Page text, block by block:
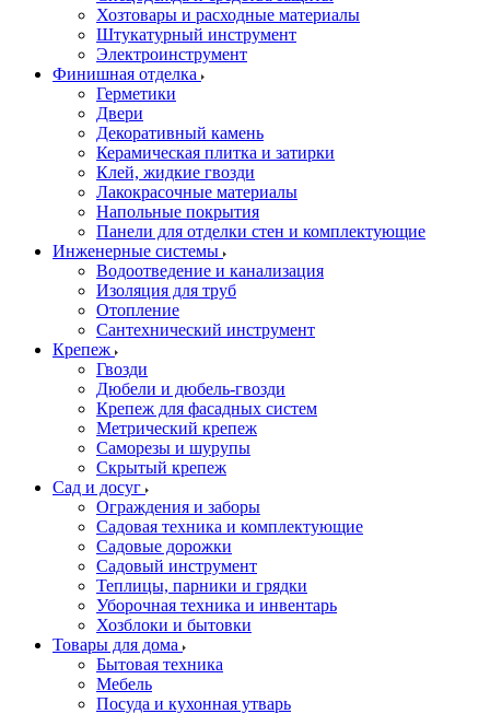
Хозтовары и расходные материалы
Штукатурный инструмент
Электроинструмент
Финишная отделка
Герметики
Двери
Декоративный камень
Керамическая плитка и затирки
Клей, жидкие гвозди
Лакокрасочные материалы
Напольные покрытия
Панели для отделки стен и комплектующие
Инженерные системы
Водоотведение и канализация
Изоляция для труб
Отопление
Сантехнический инструмент
Крепеж
Гвозди
Дюбели и дюбель-гвозди
Крепеж для фасадных систем
Метрический крепеж
Саморезы и шурупы
Скрытый крепеж
Сад и досуг
Ограждения и заборы
Садовая техника и комплектующие
Садовые дорожки
Садовый инструмент
Теплицы, парники и грядки
Уборочная техника и инвентарь
Хозблоки и бытовки
Товары для дома
Бытовая техника
Мебель
Посуда и кухонная утварь